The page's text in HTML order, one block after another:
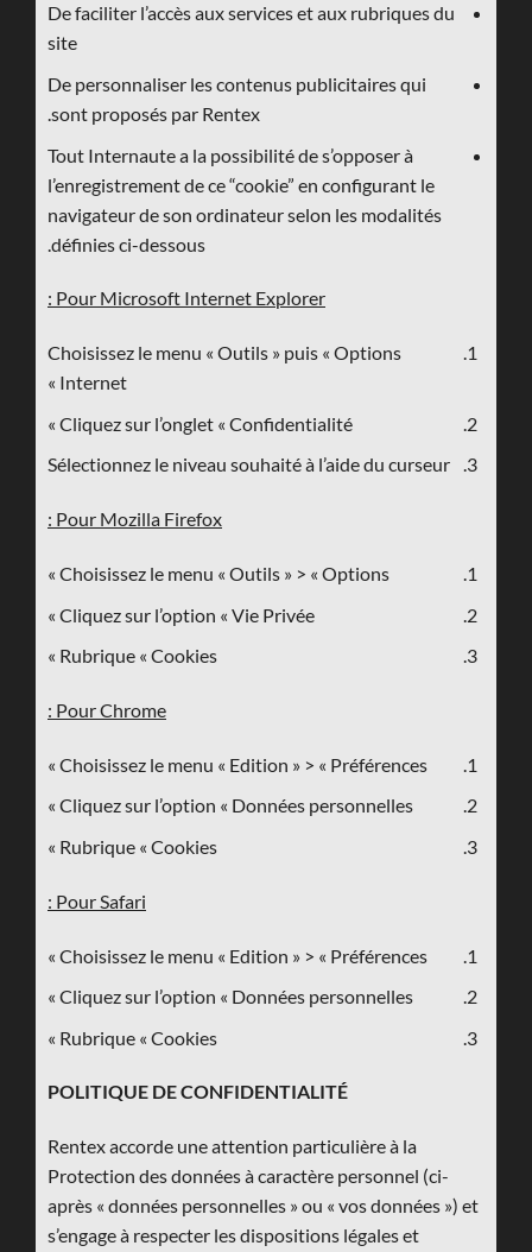
De faciliter l’accès aux services et aux rubriques du
site
De personnaliser les contenus publicitaires qui
sont proposés par Rentex.
Tout Internaute a la possibilité de s’opposer à
l’enregistrement de ce “cookie” en configurant le
navigateur de son ordinateur selon les modalités
définies ci-dessous.
Pour Microsoft Internet Explorer :
Choisissez le menu « Outils » puis « Options
Internet »
Cliquez sur l’onglet « Confidentialité »
Sélectionnez le niveau souhaité à l’aide du curseur
Pour Mozilla Firefox :
Choisissez le menu « Outils » > « Options »
Cliquez sur l’option « Vie Privée »
Rubrique « Cookies »
Pour Chrome :
Choisissez le menu « Edition » > « Préférences »
Cliquez sur l’option « Données personnelles »
Rubrique « Cookies »
Pour Safari :
Choisissez le menu « Edition » > « Préférences »
Cliquez sur l’option « Données personnelles »
Rubrique « Cookies »
POLITIQUE DE CONFIDENTIALITÉ
Rentex accorde une attention particulière à la
Protection des données à caractère personnel (ci-
après « données personnelles » ou « vos données ») et
s’engage à respecter les dispositions légales et